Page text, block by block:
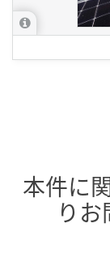
本件に
り